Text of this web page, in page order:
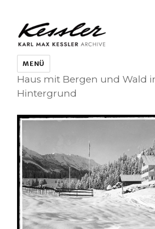
KARL MAX KESSLER
MENÜ
Haus mit Bergen und Wald
Hintergrund